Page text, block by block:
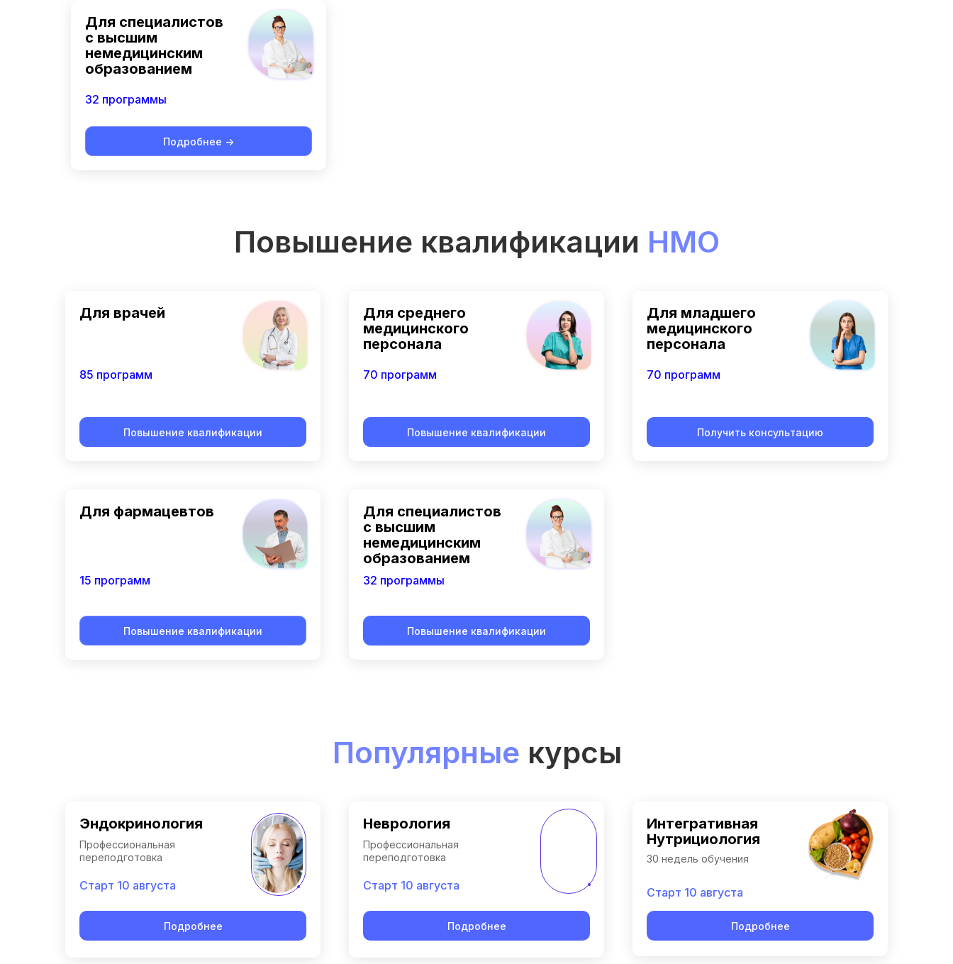
Подробнее ->
Для специалистов
с высшим
немедицинским
образованием
32 программы
Повышение квалификации НМО
Для врачей
85 программ
Для среднего
медицинского
персонала
70 программ
Повышение квалификации
Повышение квалификации
Для младшего
медицинского
персонала
70 программ
Получить консультацию
Для фармацевтов
Повышение квалификации
Для специалистов
с высшим
немедицинским
образованием
Повышение квалификации
15 программ 32 программы
Популярные курсы
Интегративная
Нутрициология
Старт 10 августа
Подробнее
30 недель обучения
Эндокринология
Старт 10 августа
Подробнее
Профессиональная
переподготовка
Неврология
Старт 10 августа
Подробнее
Профессиональная
переподготовка